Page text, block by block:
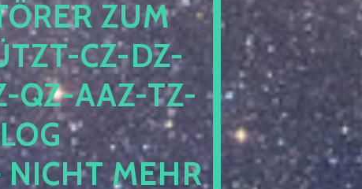
ZUM S
CZ-DZ-ZZ
AAZ-TZ-HZ
PE
MEHR BE